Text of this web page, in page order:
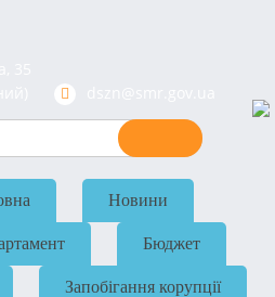
Новини
Бюджет
Запобігання корупції